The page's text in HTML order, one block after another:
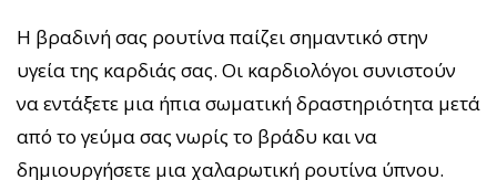
Η βραδινή σας ρουτίνα παίζει σημαντικό στην
υγεία της καρδιάς σας. Οι καρδιολόγοι συνιστούν
να εντάξετε μια ήπια σωματική δραστηριότητα μετά
από το γεύμα σας νωρίς το βράδυ και να
δημιουργήσετε μια χαλαρωτική ρουτίνα ύπνου.